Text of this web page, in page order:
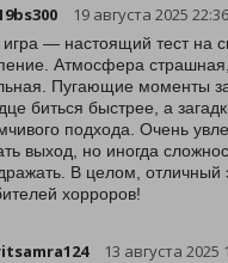
19 августа 2025 22:36
игра — настоящий тест на
Атмосфера
Пугающие моменты
биться быстрее, а
подхода. Очень
выход, но иногда
В целом, отличный
хорроров!
13 августа 2025